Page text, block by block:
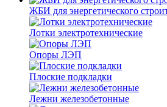
ЖБИ для энергетического
Лотки электротехнические
Опоры ЛЭП
Плоские подкладки
Лежни железобетонные